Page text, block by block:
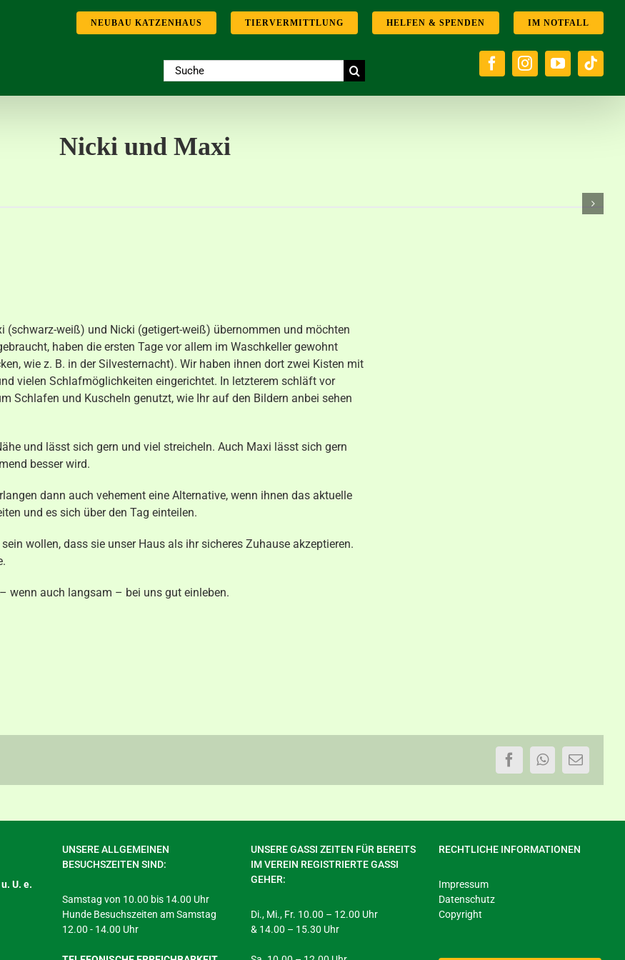
NEUBAU KATZENHAUS TIERVERMITTLUNG HELFEN & SPENDEN IM NOTFALL
Suche
nach:
Nicki und Maxi
weiß) und Nicki (getigert-weiß) übernommen und möchten
haben die ersten Tage vor allem im Waschkeller gewohnt
wie z. B. in der Silvesternacht). Wir haben ihnen dort zwei Kisten mit
vielen Schlafmöglichkeiten eingerichtet. In letzterem schläft vor
Schlafen und Kuscheln genutzt, wie Ihr auf den Bildern anbei sehen
und lässt sich gern und viel streicheln. Auch Maxi lässt sich gern
besser wird.
dann auch vehement eine Alternative, wenn ihnen das aktuelle
und es sich über den Tag einteilen.
wollen, dass sie unser Haus als ihr sicheres Zuhause akzeptieren.
wenn auch langsam – bei uns gut einleben.
FacebookWhatsApp
E-
U. e.
UNSERE ALLGEMEINEN
BESUCHSZEITEN SIND:
Samstag von 10.00 bis 14.00 Uhr
Hunde Besuchszeiten am Samstag
12.00 - 14.00 Uhr
UNSERE GASSI ZEITEN FÜR BEREITS
IM VEREIN REGISTRIERTE GASSI
GEHER:
Di., Mi., Fr. 10.00 – 12.00 Uhr
& 14.00 – 15.30 Uhr
RECHTLICHE INFORMATIONEN
Impressum
Datenschutz
Copyright